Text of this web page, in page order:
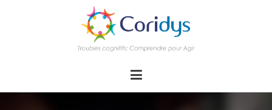
d'actions Information Accompagnement
Innovation/E­xpertise Formations autour des